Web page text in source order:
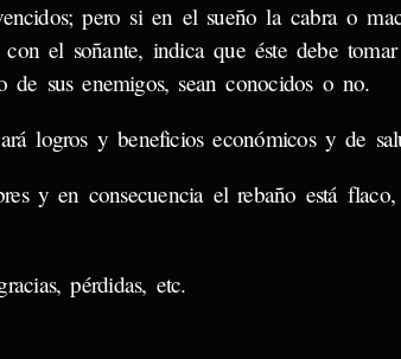
pero si en el sueño la cabra o
el soñante, indica que éste debe
de sus enemigos, sean conocidos o no.
logros y beneficios económicos y de
y en consecuencia el rebaño está flaco,
pérdidas, etc.